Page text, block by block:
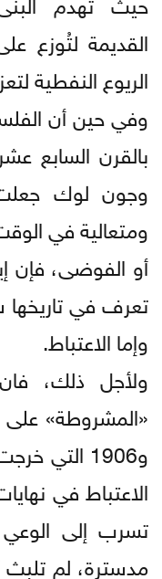
القديمة لتُوزع
الريوع النفطية
وفي حين أن
بالقرن السابع
وجون لوك جعلت
ومتعالية في
أو الفوضى، فإن
تعرف في
وإما الاعتباط.
ولأجل ذلك، فان
و1906
الاعتباط في
تسرب إلى
مدسترة، لم